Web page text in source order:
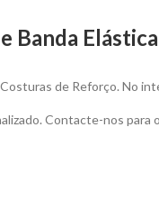
Banda
de Reforço. No
Contacte-nos